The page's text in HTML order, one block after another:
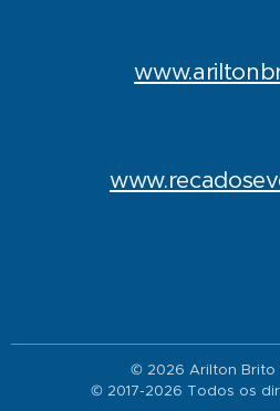
© 2026 Arilton Brito
© 2017-2026 Todos os